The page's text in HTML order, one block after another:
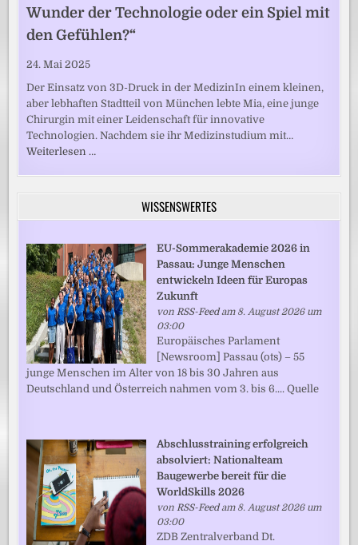
Wunder der Technologie oder ein Spiel mit
den Gefühlen?“
24. Mai 2025
Der Einsatz von 3D-Druck in der MedizinIn einem kleinen,
aber lebhaften Stadtteil von München lebte Mia, eine junge
Chirurgin mit einer Leidenschaft für innovative
Technologien. Nachdem sie ihr Medizinstudium mit…
Weiterlesen …
WISSENSWERTES
EU-Sommerakademie 2026 in
Passau: Junge Menschen
entwickeln Ideen für Europas
Zukunft
vonRSS-Feedam 8. August 2026 um
03:00
Europäisches Parlament
[Newsroom] Passau (ots) – 55
junge Menschen im Alter von 18 bis 30 Jahren aus
Deutschland und Österreich nahmen vom 3. bis 6.... Quelle
Abschlusstraining erfolgreich
absolviert: Nationalteam
Baugewerbe bereit für die
WorldSkills 2026
vonRSS-Feedam 8. August 2026 um
03:00
ZDB Zentralverband Dt.